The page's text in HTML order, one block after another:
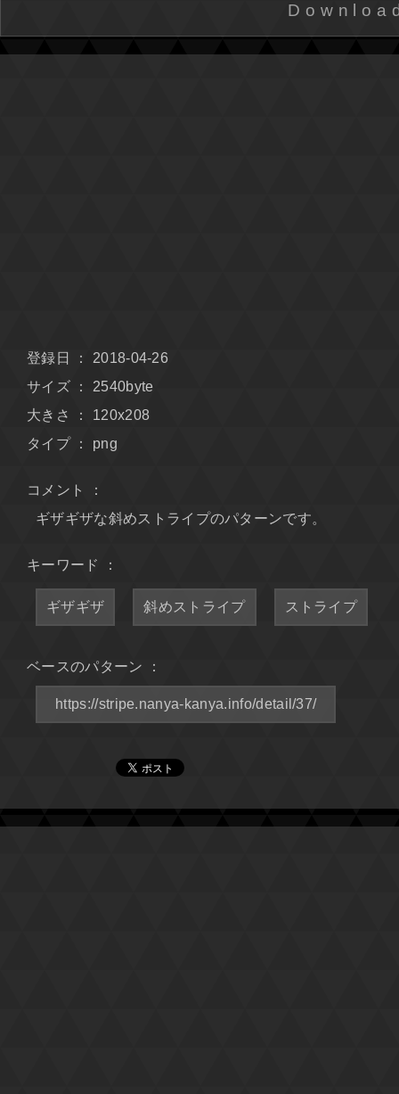
登録日 ： 2018-04-26
サイズ ： 2540byte
大きさ ： 120x208
タイプ ： png
コメント ：
ギザギザな斜めストライプのパターンです。
キーワード ：
ギザギザ 斜めストライプ ストライプ
ベースのパターン ：
https://stripe.nanya-kanya.info/detail/37/